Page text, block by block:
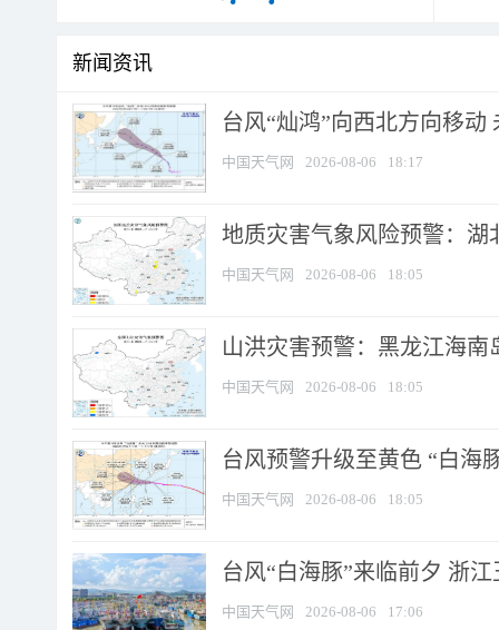
新闻资讯
台风“灿鸿”向西北方向移动
中国天气网 2026-08-06 18:17
地质灾害气象风险预警：湖
中国天气网 2026-08-06 18:05
山洪灾害预警：黑龙江海
中国天气网 2026-08-06 18:05
台风预警升级至黄色 “白海
中国天气网 2026-08-06 18:05
台风“白海豚”来临前夕 浙
中国天气网 2026-08-06 17:06